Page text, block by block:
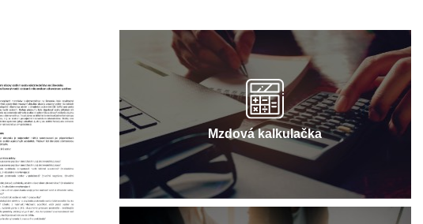
Mzdová kalkulačka